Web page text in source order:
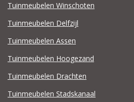
Tuinmeubelen Winschoten
Tuinmeubelen Delfzijl
Tuinmeubelen Assen
Tuinmeubelen Hoogezand
Tuinmeubelen Drachten
Tuinmeubelen Stadskanaal